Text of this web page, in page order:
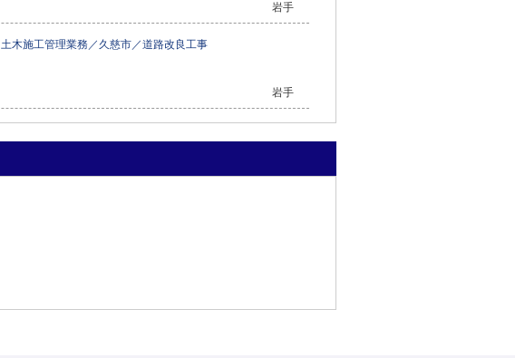
岩手
土木施工管理業務／久慈市／道路改良工事
岩手